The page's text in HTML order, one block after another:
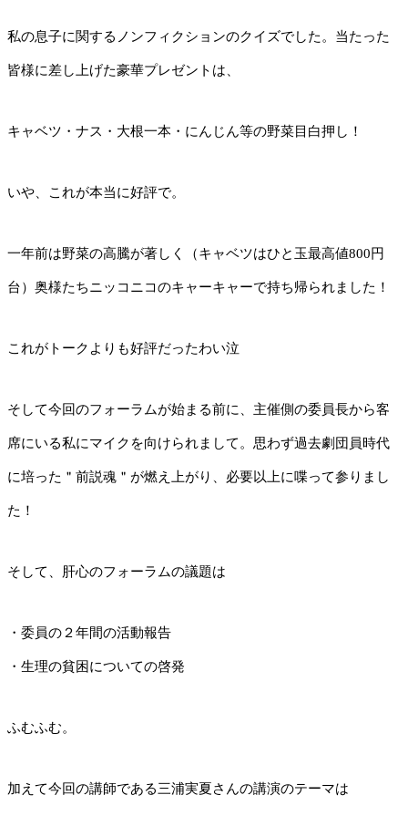
私の息子に関するノンフィクションのクイズでした。当たった
皆様に差し上げた豪華プレゼントは、
キャベツ・ナス・大根一本・にんじん等の野菜目白押し！
いや、これが本当に好評で。
一年前は野菜の高騰が著しく（キャベツはひと玉最高値800円
台）奥様たちニッコニコのキャーキャーで持ち帰られました！
これがトークよりも好評だったわい泣
そして今回のフォーラムが始まる前に、主催側の委員長から客
席にいる私にマイクを向けられまして。思わず過去劇団員時代
に培った＂前説魂＂が燃え上がり、必要以上に喋って参りまし
た！
そして、肝心のフォーラムの議題は
・委員の２年間の活動報告
・生理の貧困についての啓発
ふむふむ。
加えて今回の講師である三浦実夏さんの講演のテーマは